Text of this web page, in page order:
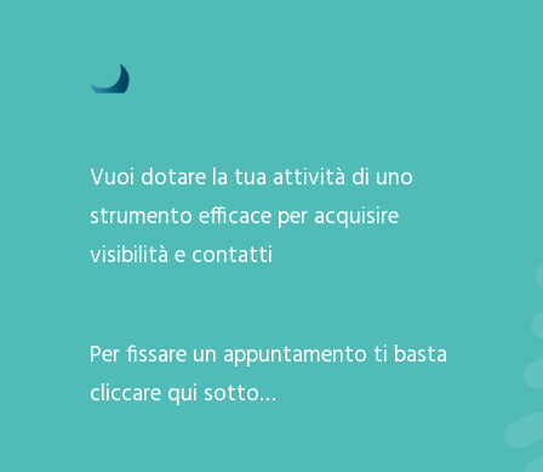
Vuoi dotare la tua attività di uno
strumento efficace per acquisire
visibilità e contatti
Per fissare un appuntamento ti basta
cliccare qui sotto…